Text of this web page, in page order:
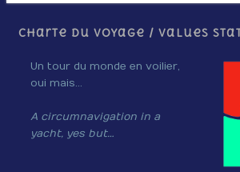
Charte du voyage / Values
Un tour du monde en voilier,
oui mais…
A circumnavigation in a
yacht, yes but…